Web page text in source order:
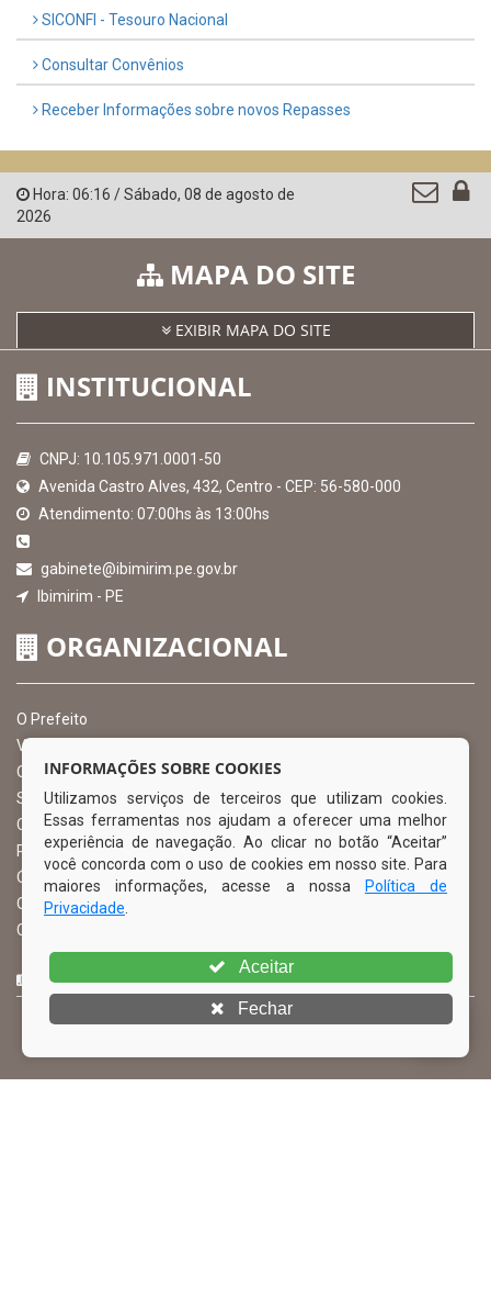
SICONFI - Tesouro Nacional
Consultar Convênios
Receber Informações sobre novos Repasses
Hora: 06:16 /Sábado, 08 de agosto de
2026
MAPA DO SITE
EXIBIR MAPA DO SITE
INSTITUCIONAL
CNPJ: 10.105.971.0001-50
Avenida Castro Alves, 432, Centro - CEP: 56-580-000
Atendimento: 07:00hs às 13:00hs
gabinete@ibimirim.pe.gov.br
Ibimirim - PE
ORGANIZACIONAL
O Prefeito
Vice Prefeito
Ouvidoria Municipal
Serviço de Informação ao Cidadão – SIC
Chefe de Gabinete
Procuradoria Geral
Órgão de Controle Interno
Organograma
Comissão Permanente de Licitação – CPL
CURTA NOSSA FAN PAGE
INFORMAÇÕES SOBRE COOKIES
Utilizamos serviços de terceiros que utilizam cookies.
Essas ferramentas nos ajudam a oferecer uma melhor
experiência de navegação. Ao clicar no botão “Aceitar”
você concorda com o uso de cookies em nosso site. Para
maiores informações, acesse a nossa
Política de
Privacidade
Aceitar
Fechar